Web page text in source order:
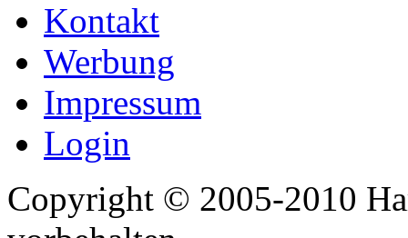
Kontakt
Werbung
Impressum
Login
Copyright © 2005-2010